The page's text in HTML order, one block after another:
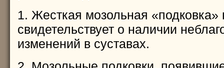
1. Жесткая мозольная «подковка»
свидетельствует о наличии
изменений в суставах.